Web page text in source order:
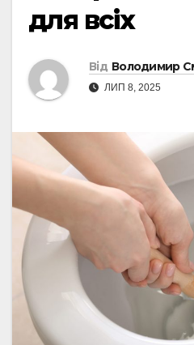
для всіх
Від Володимир
ЛИП 8, 2025